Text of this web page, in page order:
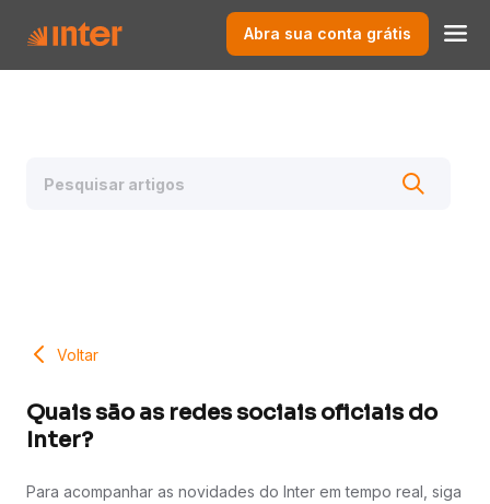
Abra sua conta grátis
Voltar
Quais são as redes sociais oficiais do
Inter?
Para acompanhar as novidades do Inter em tempo real, siga